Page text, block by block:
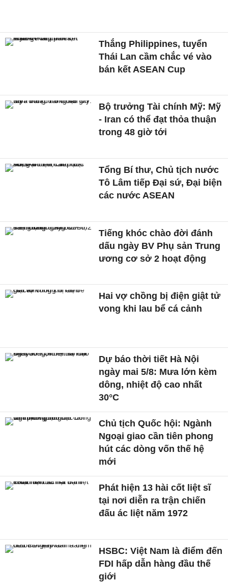
Thắng Philippines, tuyển
Thái Lan cầm chắc vé vào
bán kết ASEAN Cup
Bộ trưởng Tài chính Mỹ: Mỹ
- Iran có thể đạt thỏa thuận
trong 48 giờ tới
Tổng Bí thư, Chủ tịch nước
Tô Lâm tiếp Đại sứ, Đại biện
các nước ASEAN
Tiếng khóc chào đời đánh
dấu ngày BV Phụ sản Trung
ương cơ sở 2 hoạt động
Hai vợ chồng bị điện giật tử
vong khi lau bể cá cảnh
Dự báo thời tiết Hà Nội
ngày mai 5/8: Mưa lớn kèm
dông, nhiệt độ cao nhất
30°C
Chủ tịch Quốc hội: Ngành
Ngoại giao cần tiên phong
hút các dòng vốn thế hệ
mới
Phát hiện 13 hài cốt liệt sĩ
tại nơi diễn ra trận chiến
đấu ác liệt năm 1972
HSBC: Việt Nam là điểm đến
FDI hấp dẫn hàng đầu thế
giới